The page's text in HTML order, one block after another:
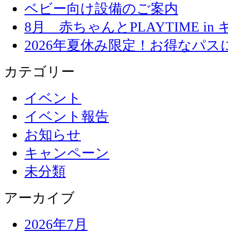
ベビー向け設備のご案内
8月 赤ちゃんとPLAYTIME in
2026年夏休み限定！お得なパス
カテゴリー
イベント
イベント報告
お知らせ
キャンペーン
未分類
アーカイブ
2026年7月